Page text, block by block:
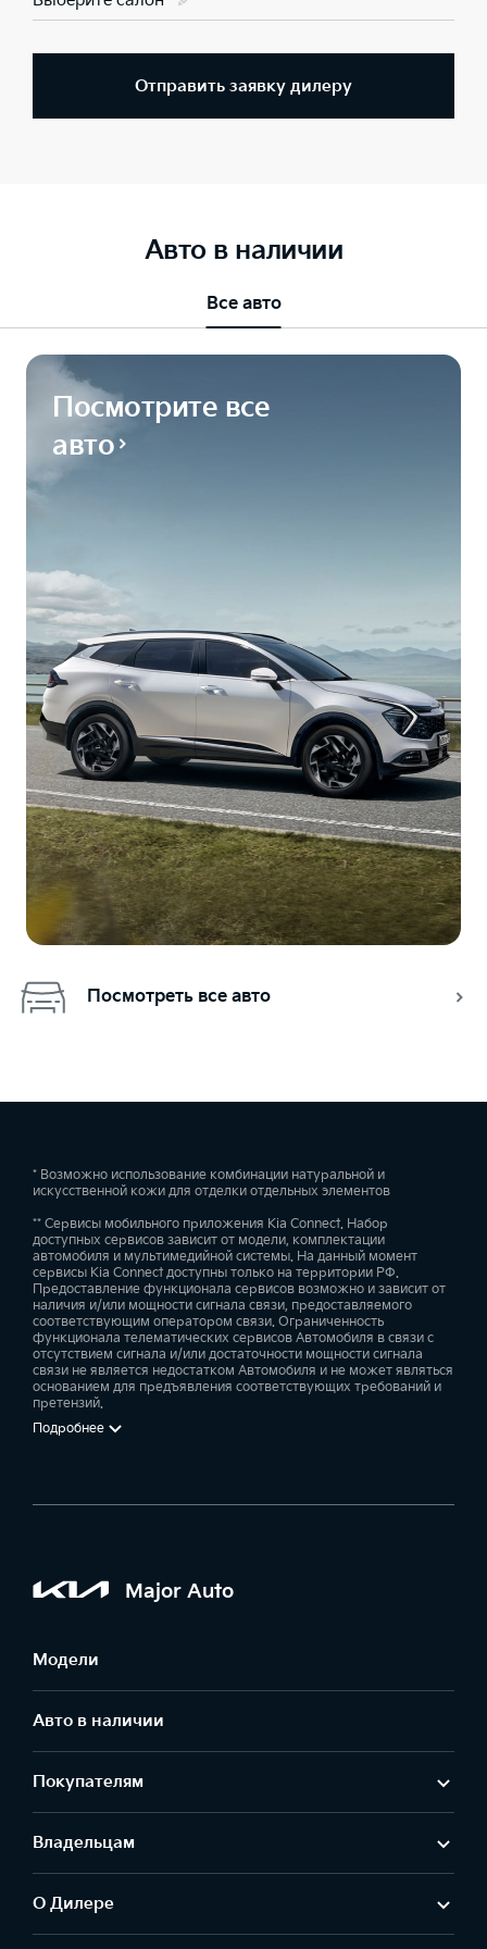
Отправить заявку дилеру
Авто в наличии
Все авто
Посмотрите все
авто
Посмотреть все авто
* Возможно использование комбинации натуральной и
искусственной кожи для отделки отдельных элементов
** Сервисы мобильного приложения Kia Connect. Набор
доступных сервисов зависит от модели, комплектации
автомобиля и мультимедийной системы. На данный момент
сервисы Kia Connect доступны только на территории РФ.
Предоставление функционала сервисов возможно и зависит от
наличия и/или мощности сигнала связи, предоставляемого
соответствующим оператором связи. Ограниченность
функционала телематических сервисов Автомобиля в связи с
отсутствием сигнала и/или достаточности мощности сигнала
связи не является недостатком Автомобиля и не может являться
основанием для предъявления соответствующих требований и
претензий.
Подробнее
Major Auto
Модели
Авто в наличии
Покупателям
Владельцам
О Дилере